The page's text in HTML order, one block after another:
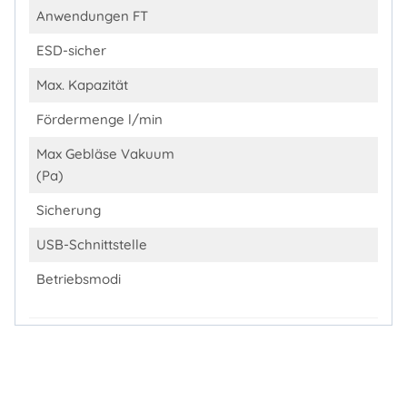
Anwendungen FT
ESD-sicher
Max. Kapazität
Fördermenge l/min
Max Gebläse Vakuum
(Pa)
Sicherung
USB-Schnittstelle
Betriebsmodi